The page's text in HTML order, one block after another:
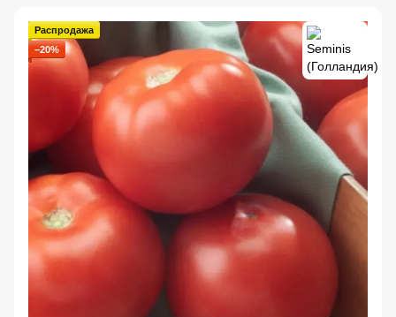
Распродажа
−20%